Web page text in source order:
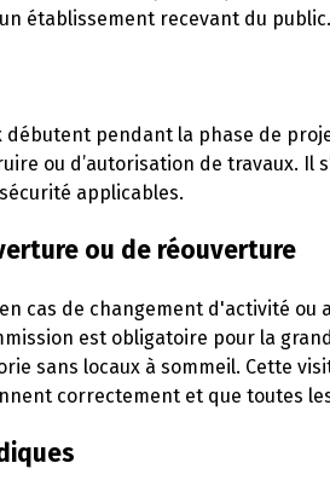
établissement recevant du public.
débutent pendant la phase de
ou d’autorisation de travaux. Il
applicables.
ou de réouverture
cas de changement d'activité
est obligatoire pour la
sans locaux à sommeil. Cette
correctement et que toutes